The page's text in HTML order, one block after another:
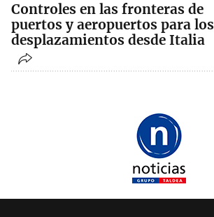
Controles en las fronteras de
puertos y aeropuertos para los
desplazamientos desde Italia